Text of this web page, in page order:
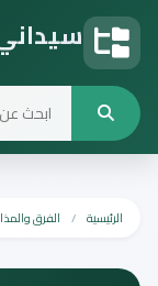
سيداني
دليل المواقع
الرئيسية الفرق والمذاهب